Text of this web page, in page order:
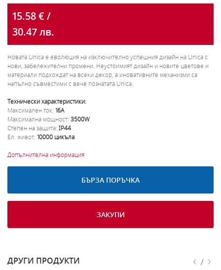
15.58 € /
30.47 лв.
Новата Unica е еволюция на изключително успешния дизайн на Unica с
нови, забележителни промени. Неустоимият дизайн и новите цветове и
материали подхождат на всеки декор, а иновативните механизми са
напълно съвместими с вече познатата Unica.
Технически характеристики:
Максимален ток: 16A
Максимална мощност: 3500W
Степен на защита: IP44
Ел. живот: 10000 цикъла
Допълнителна информация
БЪРЗА ПОРЪЧКА
ЗАКУПИ
ДРУГИ ПРОДУКТИ ‹ / ›